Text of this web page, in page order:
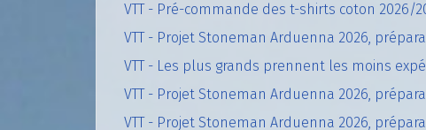
VTT - Pré-commande des t-shirts coton 2026/
VTT - Projet Stoneman Arduenna 2026,
VTT - Les plus grands prennent les moins
VTT - Projet Stoneman Arduenna 2026,
VTT - Projet Stoneman Arduenna 2026,